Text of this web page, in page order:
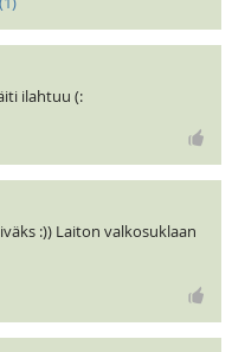
ilahtuu (:
:)) Laiton valkosuklaan